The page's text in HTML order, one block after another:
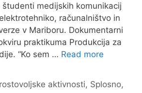
študenti medijskih komunikacij
računalništvo in
v Mariboru. Dokumentarni
praktikuma Produkcija za
“Ko sem … Read more
aktivnosti, Splosno,